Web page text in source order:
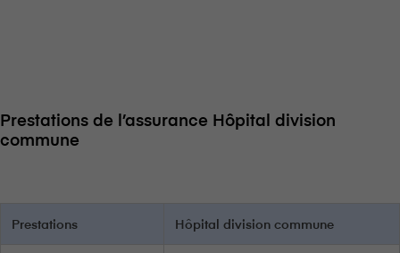
Prestations de l’assurance Hôpital division
commune
Prestations Hôpital division commune